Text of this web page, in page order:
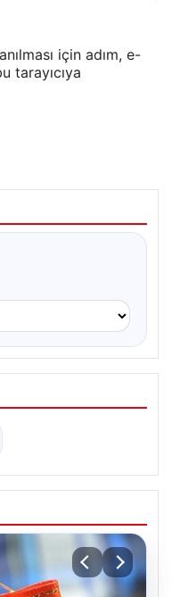
için adım, e-
tarayıcıya